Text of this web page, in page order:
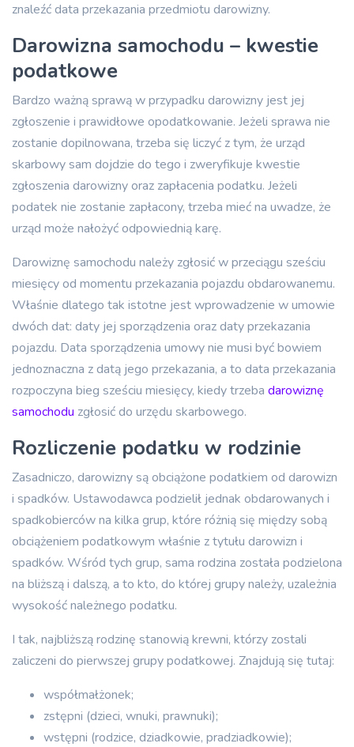
znaleźć data przekazania przedmiotu darowizny.
Darowizna samochodu – kwestie
podatkowe
Bardzo ważną sprawą w przypadku darowizny jest jej
zgłoszenie i prawidłowe opodatkowanie. Jeżeli sprawa nie
zostanie dopilnowana, trzeba się liczyć z tym, że urząd
skarbowy sam dojdzie do tego i zweryfikuje kwestie
zgłoszenia darowizny oraz zapłacenia podatku. Jeżeli
podatek nie zostanie zapłacony, trzeba mieć na uwadze, że
urząd może nałożyć odpowiednią karę.
Darowiznę samochodu należy zgłosić w przeciągu sześciu
miesięcy od momentu przekazania pojazdu obdarowanemu.
Właśnie dlatego tak istotne jest wprowadzenie w umowie
dwóch dat: daty jej sporządzenia oraz daty przekazania
pojazdu. Data sporządzenia umowy nie musi być bowiem
jednoznaczna z datą jego przekazania, a to data przekazania
rozpoczyna bieg sześciu miesięcy, kiedy trzeba darowiznę
samochodu zgłosić do urzędu skarbowego.
Rozliczenie podatku w rodzinie
Zasadniczo, darowizny są obciążone podatkiem od darowizn
i spadków. Ustawodawca podzielił jednak obdarowanych i
spadkobierców na kilka grup, które różnią się między sobą
obciążeniem podatkowym właśnie z tytułu darowizn i
spadków. Wśród tych grup, sama rodzina została podzielona
na bliższą i dalszą, a to kto, do której grupy należy, uzależnia
wysokość należnego podatku.
I tak, najbliższą rodzinę stanowią krewni, którzy zostali
zaliczeni do pierwszej grupy podatkowej. Znajdują się tutaj:
współmałżonek;
zstępni (dzieci, wnuki, prawnuki);
wstępni (rodzice, dziadkowie, pradziadkowie);